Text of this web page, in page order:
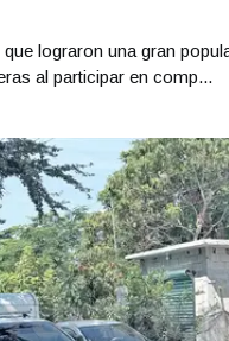
lograron una gran
al participar en comp...